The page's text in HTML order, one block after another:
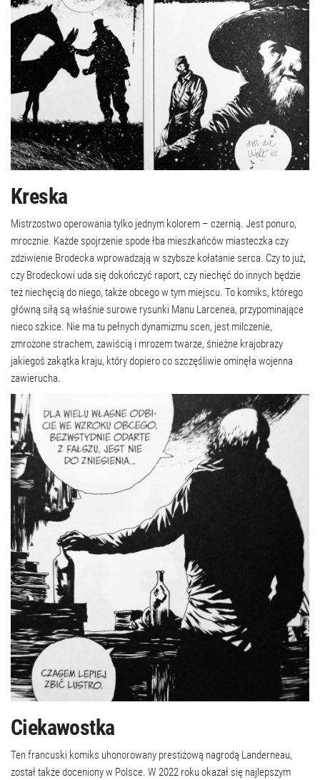
Kreska
Mistrzostwo operowania tylko jednym kolorem – czernią. Jest ponuro,
mrocznie. Każde spojrzenie spode łba mieszkańców miasteczka czy
zdziwienie Brodecka wprowadzają w szybsze kołatanie serca. Czy to już,
czy Brodeckowi uda się dokończyć raport, czy niechęć do innych będzie
też niechęcią do niego, także obcego w tym miejscu. To komiks, którego
główną siłą są właśnie surowe rysunki Manu Larcenea, przypominające
nieco szkice. Nie ma tu pełnych dynamizmu scen, jest milczenie,
zmrożone strachem, zawiścią i mrozem twarze, śnieżne krajobrazy
jakiegoś zakątka kraju, który dopiero co szczęśliwie ominęła wojenna
zawierucha.
Ciekawostka
Ten francuski komiks uhonorowany prestiżową nagrodą Landerneau,
został także doceniony w Polsce. W 2022 roku okazał się najlepszym